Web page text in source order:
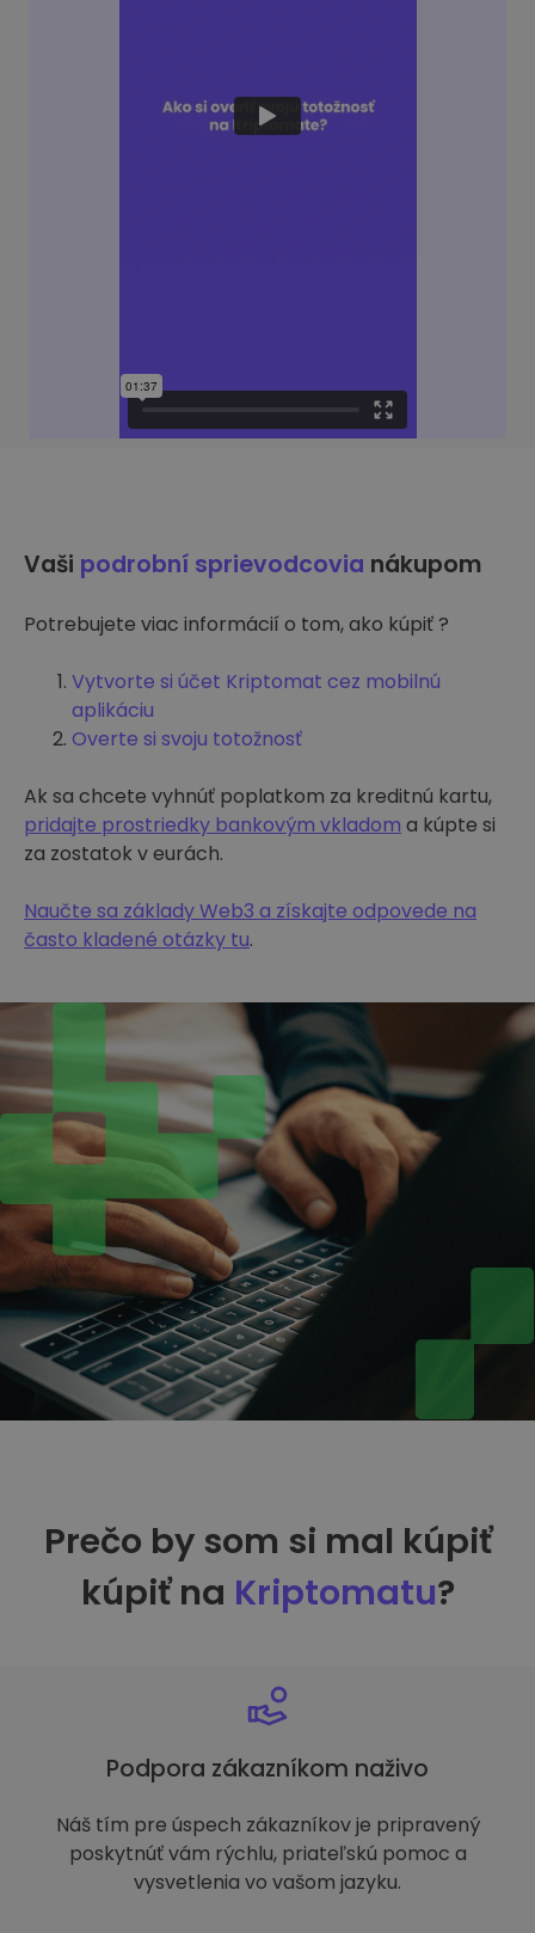
Vaši podrobní sprievodcovia nákupom
Potrebujete viac informácií o tom, ako kúpiť ?
Vytvorte si účet Kriptomat cez mobilnú
aplikáciu
Overte si svoju totožnosť
Ak sa chcete vyhnúť poplatkom za kreditnú kartu,
pridajte prostriedky bankovým vkladom a kúpte si
za zostatok v eurách.
Naučte sa základy Web3 a získajte odpovede na
často kladené otázky tu.
Prečo by som si mal kúpiť
kúpiť na Kriptomatu?
Podpora zákazníkom naživo
Náš tím pre úspech zákazníkov je pripravený
poskytnúť vám rýchlu, priateľskú pomoc a
vysvetlenia vo vašom jazyku.